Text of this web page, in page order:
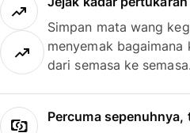
Simpan mata wang
menyemak
dari semasa ke semasa.
Percuma sepenuhnya,